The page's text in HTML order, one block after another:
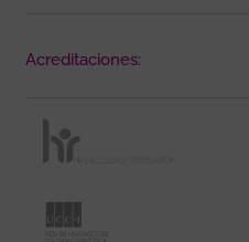
Acreditaciones: